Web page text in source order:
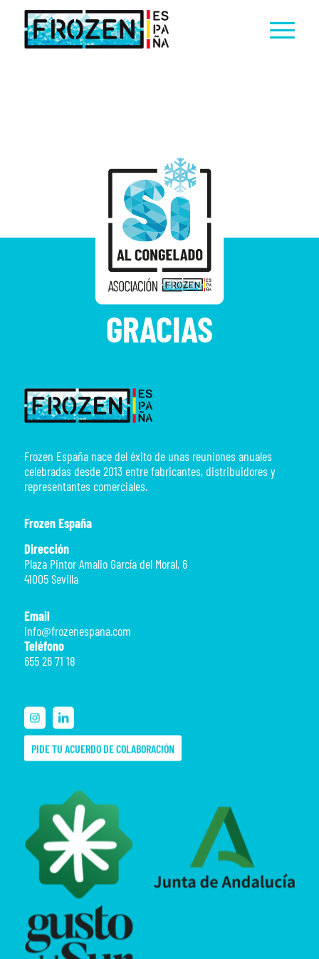
GRACIAS
Frozen España nace del éxito de unas reuniones anuales
celebradas desde 2013 entre fabricantes, distribuidores y
representantes comerciales.
Frozen España
Dirección
Plaza Pintor Amalio García del Moral, 6
41005 Sevilla
Email
info@frozenespana.com
Teléfono
655 26 71 18
PIDE TU ACUERDO DE COLABORACIÓN